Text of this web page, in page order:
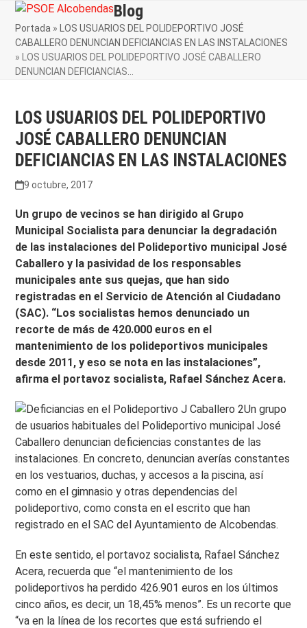
Skip
content
Open
mobile
menu
Close
mobile
menu
Blog
Portada »
LOS USUARIOS DEL POLIDEPORTIVO JOSÉ
CABALLERO DENUNCIAN DEFICIANCIAS EN LAS INSTALACIONES
»
LOS USUARIOS DEL POLIDEPORTIVO JOSÉ CABALLERO
DENUNCIAN DEFICIANCIAS…
LOS USUARIOS DEL POLIDEPORTIVO
JOSÉ CABALLERO DENUNCIAN
DEFICIANCIAS EN LAS INSTALACIONES
9 octubre, 2017
Un grupo de vecinos se han dirigido al Grupo
Municipal Socialista para denunciar la degradación
de las instalaciones del Polideportivo municipal José
Caballero y la pasividad de los responsables
municipales ante sus quejas, que han sido
registradas en el Servicio de Atención al Ciudadano
(SAC). “Los socialistas hemos denunciado un
recorte de más de 420.000 euros en el
mantenimiento de los polideportivos municipales
desde 2011, y eso se nota en las instalaciones”,
afirma el portavoz socialista, Rafael Sánchez Acera.
Un grupo
de usuarios habituales del Polideportivo municipal José
Caballero denuncian deficiencias constantes de las
instalaciones. En concreto, denuncian averías constantes
en los vestuarios, duchas, y accesos a la piscina, así
como en el gimnasio y otras dependencias del
polideportivo, como consta en el escrito que han
registrado en el SAC del Ayuntamiento de Alcobendas.
En este sentido, el portavoz socialista, Rafael Sánchez
Acera, recuerda que “el mantenimiento de los
polideportivos ha perdido 426.901 euros en los últimos
cinco años, es decir, un 18,45% menos”. Es un recorte que
“va en la línea de los recortes que está sufriendo el